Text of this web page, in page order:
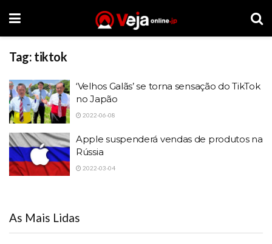
Tag: tiktok
‘Velhos Galãs’ se torna sensação do TikTok
no Japão
2022-06-08
Apple suspenderá vendas de produtos na
Rússia
2022-03-04
As Mais Lidas